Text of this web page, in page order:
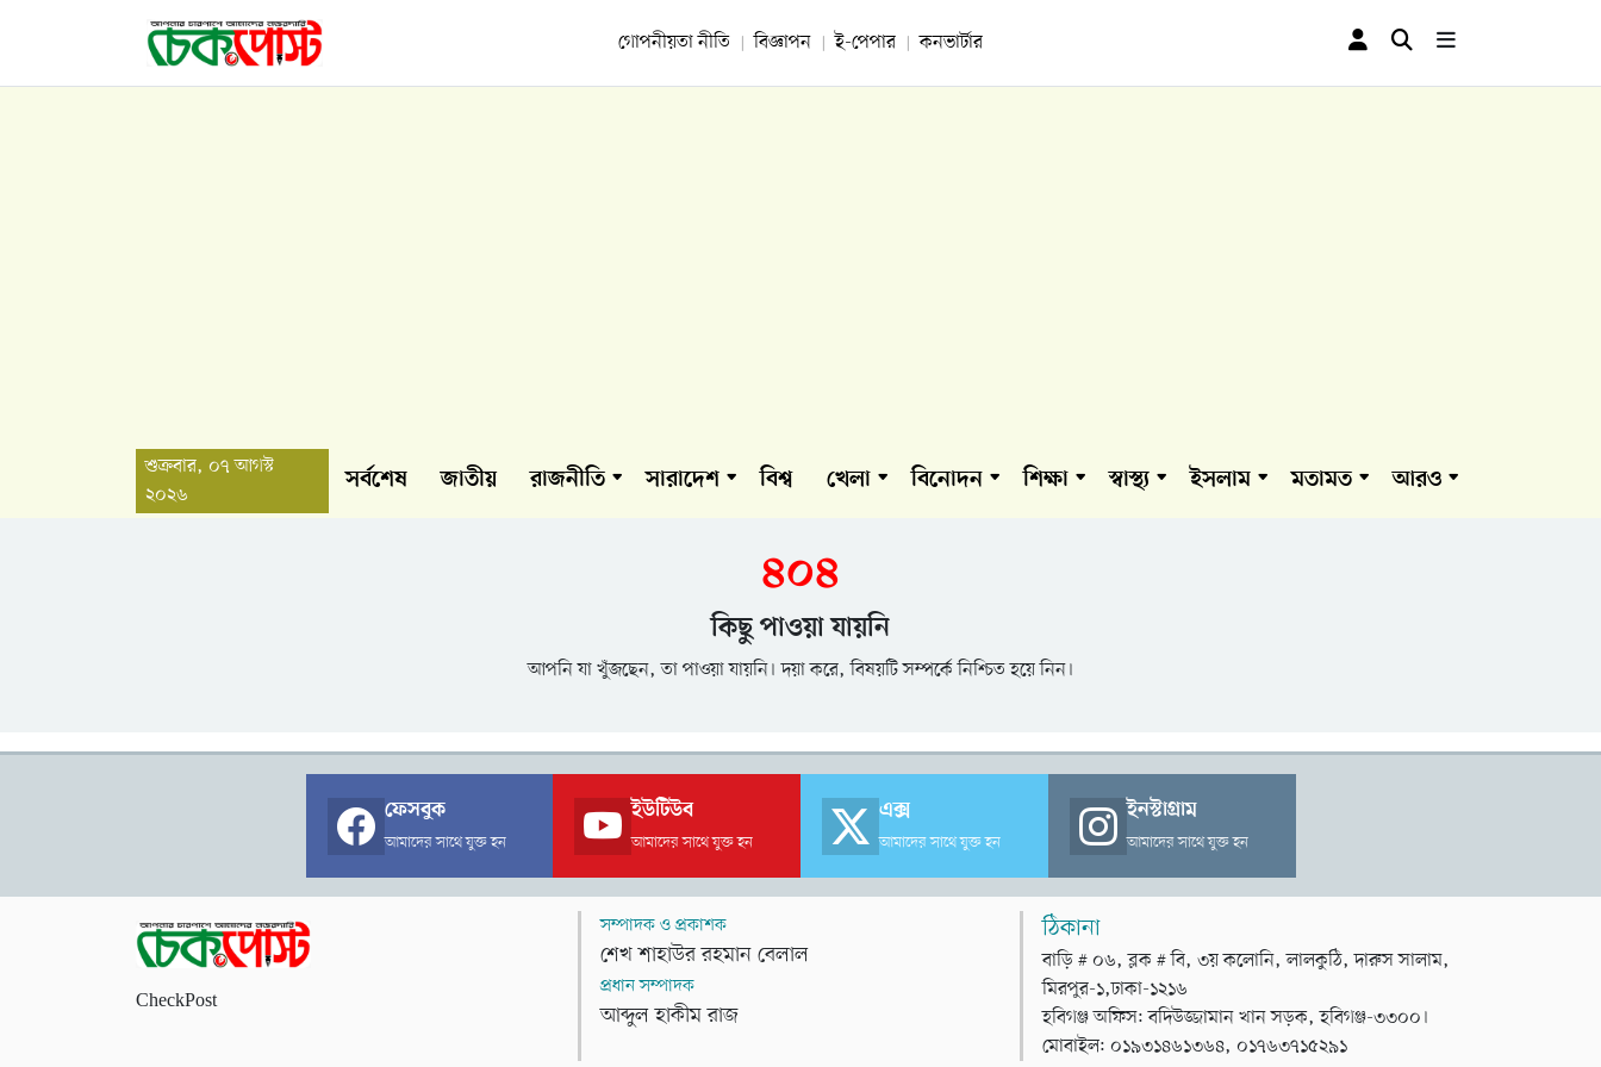
গোপনীয়তা নীতি বিজ্ঞাপন ই-পেপার কনভার্টার
শুক্রবার, ০৭ আগস্ট
২০২৬
সর্বশেষ জাতীয় রাজনীতি সারাদেশ বিশ্ব খেলা বিনোদন শিক্ষা স্বাস্থ্য ইসলাম মতামত আরও
৪০৪
কিছু পাওয়া যায়নি
আপনি যা খুঁজছেন, তা পাওয়া যায়নি। দয়া করে, বিষয়টি সম্পর্কে নিশ্চিত হয়ে নিন।
ফেসবুক
আমাদের সাথে যুক্ত হন
ইউটিউব
আমাদের সাথে যুক্ত হন
এক্স
আমাদের সাথে যুক্ত হন
ইনস্টাগ্রাম
আমাদের সাথে যুক্ত হন
CheckPost
সম্পাদক ও প্রকাশক
শেখ শাহাউর রহমান বেলাল
প্রধান সম্পাদক
আব্দুল হাকীম রাজ
ঠিকানা
বাড়ি # ০৬, ব্লক # বি, ৩য় কলোনি, লালকুঠি, দারুস সালাম,
মিরপুর-১,ঢাকা-১২১৬
হবিগঞ্জ অফিস: বদিউজ্জামান খান সড়ক, হবিগঞ্জ-৩৩০০।
মোবাইল: ০১৯৩১৪৬১৩৬৪, ০১৭৬৩৭১৫২৯১